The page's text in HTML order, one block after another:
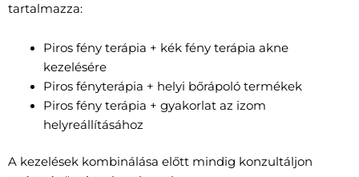
tartalmazza:
Piros fény terápia + kék fény terápia akne
kezelésére
Piros fényterápia + helyi bőrápoló termékek
Piros fény terápia + gyakorlat az izom
helyreállításához
A kezelések kombinálása előtt mindig konzultáljon